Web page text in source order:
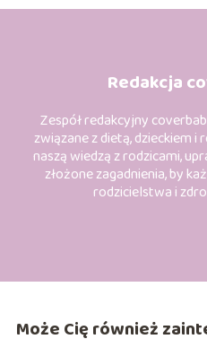
Redakcja
Zespół redakcyjny
związane z dietą, dzieckiem
naszą wiedzą z rodzicami,
złożone zagadnienia, by
rodzicielstwa i
Może Cię również